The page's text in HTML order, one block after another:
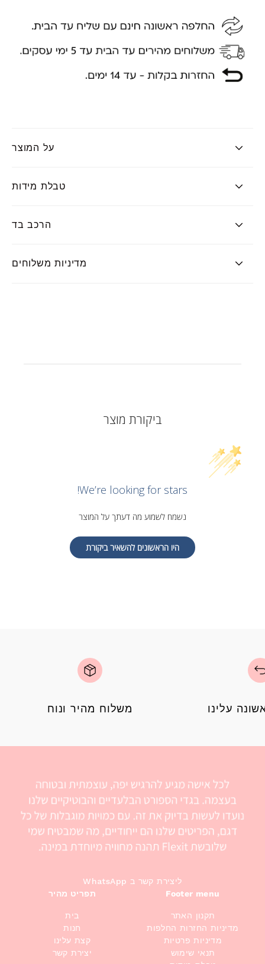
על המוצר
טבלת מידות
הרכב בד
מדיניות משלוחים
ביקורת מוצר
We’re looking for stars!
נשמח לשמוע מה דעתך על המוצר
היו הראשונים להשאיר ביקורת
משלוח מהיר ונוח עלינו
WhatsApp ליצירת קשר ב
תפריט מהיר
בית
חנות
קצת עלינו
יצירת קשר
Footer menu
תקנון האתר
מדיניות החזרות החלפות
מדיניות פרטיות
תנאי שימוש